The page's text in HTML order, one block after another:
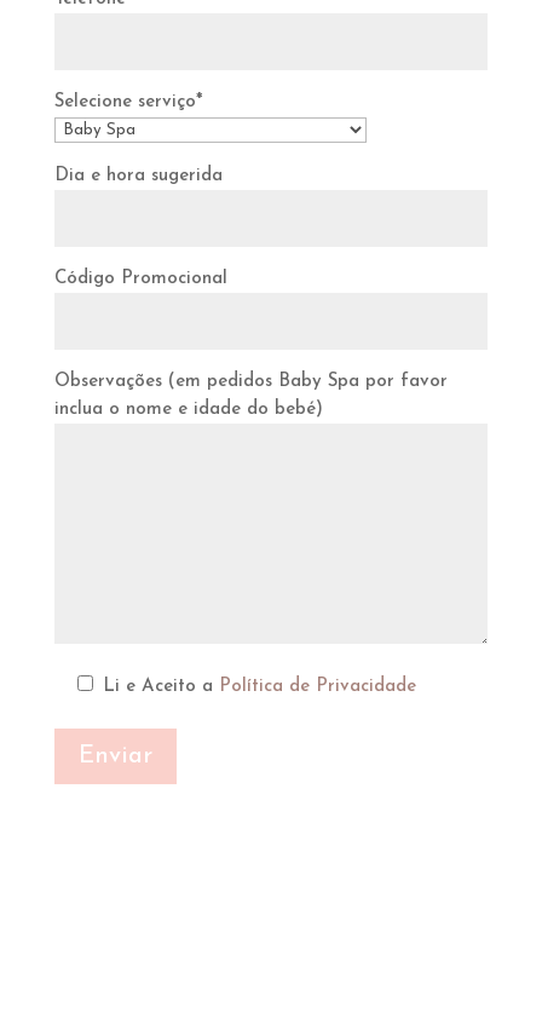
Selecione serviço*
Dia e hora sugerida
Código Promocional
Observações (em pedidos Baby Spa por favor
inclua o nome e idade do bebé)
Li e Aceito a Política de Privacidade